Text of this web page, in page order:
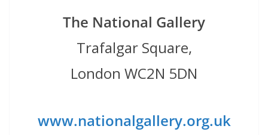
The National Gallery
Trafalgar Square,
London WC2N 5DN
www.nationalgallery.org.uk